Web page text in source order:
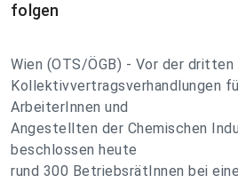
folgen
Wien (OTS/ÖGB) - Vor der dritten
Kollektivvertragsverhandlungen
ArbeiterInnen und
Angestellten der Chemischen
beschlossen heute
rund 300 BetriebsrätInnen bei